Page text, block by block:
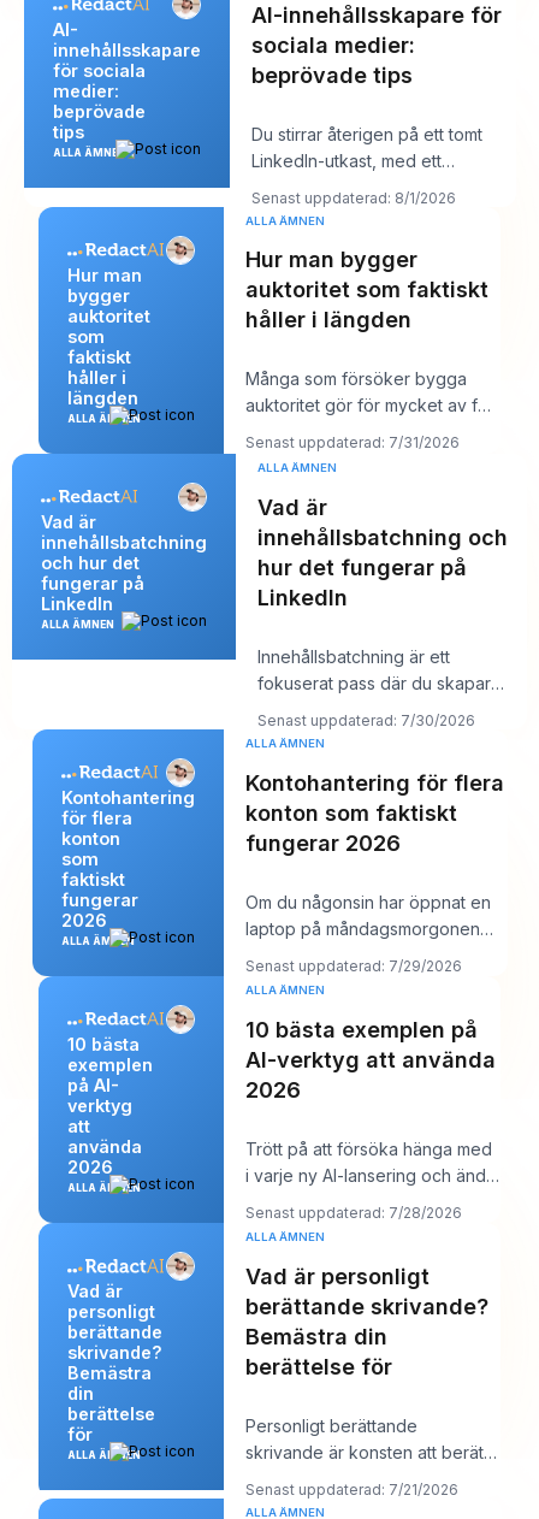
AI-
innehållsskapare
för sociala
medier:
beprövade
tips
ALLA ÄMNEN
AI-innehållsskapare för
sociala medier:
beprövade tips
Du stirrar återigen på ett tomt
LinkedIn-utkast, med ett
kundsamtal om tio minuter och ett
inlägg so
Senast uppdaterad: 8/1/2026
Hur man
bygger
auktoritet
som
faktiskt
håller i
längden
ALLA ÄMNEN
ALLA ÄMNEN
Hur man bygger
auktoritet som faktiskt
håller i längden
Många som försöker bygga
auktoritet gör för mycket av fel
saker. De publicerar mer, jagar
större räc
Senast uppdaterad: 7/31/2026
Vad är
innehållsbatchning
och hur det
fungerar på
LinkedIn
ALLA ÄMNEN
ALLA ÄMNEN
Vad är
innehållsbatchning och
hur det fungerar på
LinkedIn
Innehållsbatchning är ett
fokuserat pass där du skapar
flera LinkedIn-inlägg på en gång
och sedan sc
Senast uppdaterad: 7/30/2026
Kontohantering
för flera
konton
som
faktiskt
fungerar
2026
ALLA ÄMNEN
ALLA ÄMNEN
Kontohantering för flera
konton som faktiskt
fungerar 2026
Om du någonsin har öppnat en
laptop på måndagsmorgonen
och sett tolv inloggningar, sex
kundkalendrar
Senast uppdaterad: 7/29/2026
10 bästa
exemplen
på AI-
verktyg
att
använda
2026
ALLA ÄMNEN
ALLA ÄMNEN
10 bästa exemplen på
AI-verktyg att använda
2026
Trött på att försöka hänga med
i varje ny AI-lansering och ändå
behöva lägga upp något vettigt
på Li
Senast uppdaterad: 7/28/2026
Vad är
personligt
berättande
skrivande?
Bemästra
din
berättelse
för
ALLA ÄMNEN
ALLA ÄMNEN
Vad är personligt
berättande skrivande?
Bemästra din
berättelse för
Personligt berättande
skrivande är konsten att berätta
en sann historia från ditt eget liv
för att a
Senast uppdaterad: 7/21/2026
ALLA ÄMNEN